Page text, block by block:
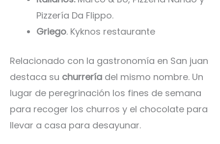
Pizzería Da Flippo.
Griego. Kyknos restaurante
Relacionado con la gastronomía en San juan
destaca su churrería del mismo nombre. Un
lugar de peregrinación los fines de semana
para recoger los churros y el chocolate para
llevar a casa para desayunar.